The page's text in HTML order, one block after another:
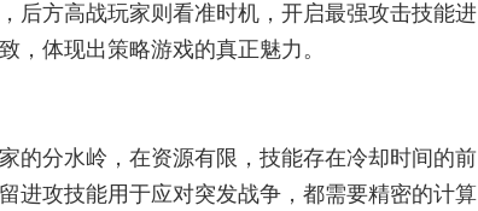
后方高战玩家则看准时机，开启最强攻击技能进
，体现出策略游戏的真正魅力。
的分水岭，在资源有限，技能存在冷却时间的前
进攻技能用于应对突发战争，都需要精密的计算